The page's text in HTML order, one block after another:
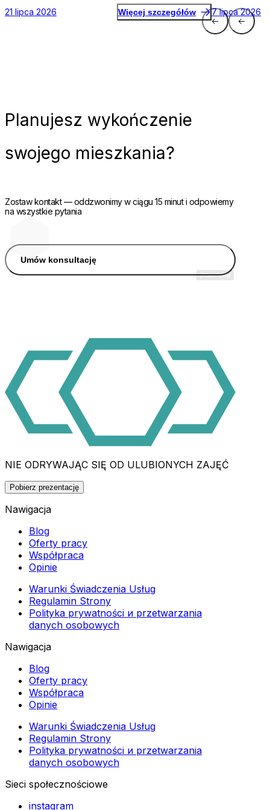
21 lipca 2026 Więcej szczegółów 7 lipca 2026
Planujesz wykończenie
swojego mieszkania?
Zostaw kontakt — oddzwonimy w ciągu 15 minut i odpowiemy
na wszystkie pytania
Umów konsultację
NIE ODRYWAJĄC SIĘ OD ULUBIONYCH ZAJĘĆ
Pobierz prezentację
Nawigacja
Blog
Oferty pracy
Współpraca
Opinie
Warunki Świadczenia Usług
Regulamin Strony
Polityka prywatności и przetwarzania
danych osobowych
Nawigacja
Blog
Oferty pracy
Współpraca
Opinie
Warunki Świadczenia Usług
Regulamin Strony
Polityka prywatności и przetwarzania
danych osobowych
Sieci społecznościowe
instagram